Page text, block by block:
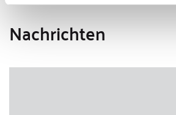
Nachrichten